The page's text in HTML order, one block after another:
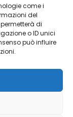
come i
del
di
o ID unici
può influire